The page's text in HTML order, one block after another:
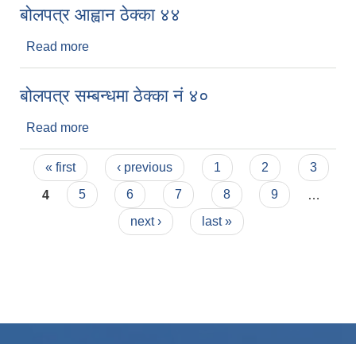
बोलपत्र आह्वान ठेक्का ४४
Read more
बोलपत्र सम्बन्धमा ठेक्का नं ४०
Read more
Pages
« first ‹ previous 1 2
3
4
5 6 7 8 9
next ›
last »